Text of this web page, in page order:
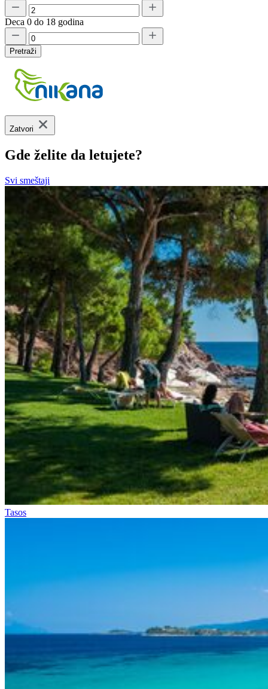
Deca 0 do 18 godina
Pretraži
Zatvori
Gde želite da letujete?
Svi smeštaji
Tasos